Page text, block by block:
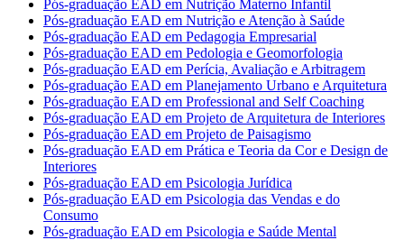
Pós-graduação EAD em Nutrição Materno Infantil
Pós-graduação EAD em Nutrição e Atenção à Saúde
Pós-graduação EAD em Pedagogia Empresarial
Pós-graduação EAD em Pedologia e Geomorfologia
Pós-graduação EAD em Perícia, Avaliação e Arbitragem
Pós-graduação EAD em Planejamento Urbano e Arquitetura
Pós-graduação EAD em Professional and Self Coaching
Pós-graduação EAD em Projeto de Arquitetura de Interiores
Pós-graduação EAD em Projeto de Paisagismo
Pós-graduação EAD em Prática e Teoria da Cor e Design de
Interiores
Pós-graduação EAD em Psicologia Jurídica
Pós-graduação EAD em Psicologia das Vendas e do
Consumo
Pós-graduação EAD em Psicologia e Saúde Mental